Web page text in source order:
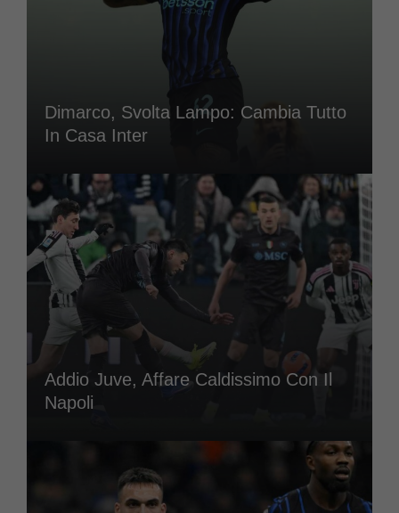
Dimarco, Svolta Lampo: Cambia Tutto
In Casa Inter
Addio Juve, Affare Caldissimo Con Il
Napoli